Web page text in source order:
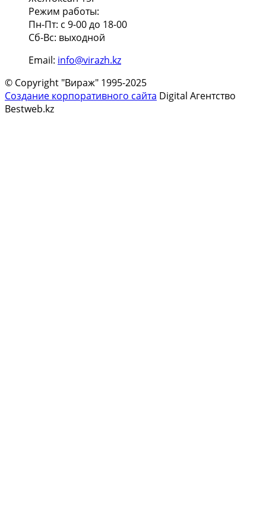
Режим работы:
Пн-Пт: с 9-00 до 18-00
Сб-Вс: выходной
Email: info@virazh.kz
© Copyright "Вираж" 1995-2025
Создание корпоративного сайта Digital Агентство
Bestweb.kz